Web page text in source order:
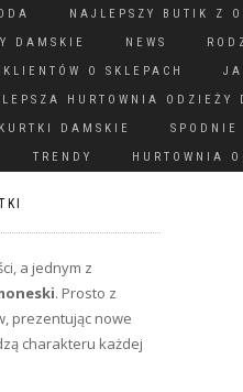
NAJLEPSZY BUTIK Z
DAMSKIE NEWS
O SKLEPACH
HURTOWNIA ODZIEŻY
KURTKI DAMSKIE SPODNIE
TRENDY
HURTOWNIA
a jednym z
. Prosto z
prezentując nowe
charakteru każdej